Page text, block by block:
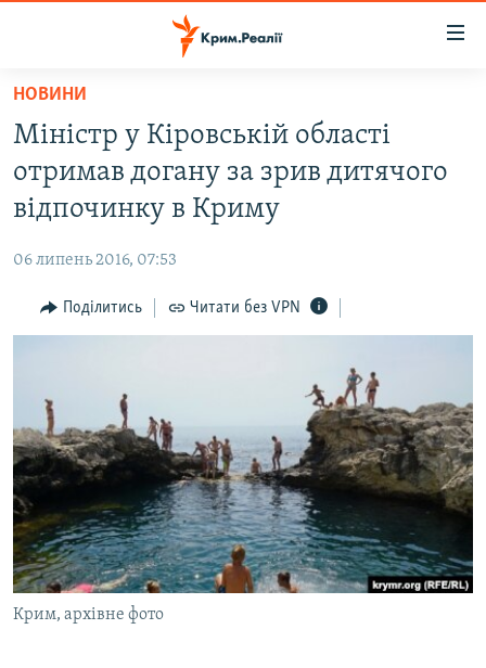
Перейти
основного
матеріалу
Перейти
до
основної
Перейти
до
ВОДА.КРИМ
ВІДЕО ТА ФОТО
БЛОГИ
ПОГЛЯД
ВСЕ ЗА ДЕНЬ
СПЕЦПРОЕКТИ
ДЕПОРТАЦІЯ
ВІДЕОУРОКИ «ELIFBE»
СВІДЧЕННЯ ОКУПАЦІЇ
УКРАЇНСЬКА ПРОБЛЕМА КРИМУ
ІНФОГРАФІКА
ЯК ОБІЙТИ БЛОКУВАННЯ
Русский
Qırımtatar
ДОЛУЧАЙСЯ!
НОВИНИ
Міністр у Кіровській області
отримав догану за зрив дитячого
відпочинку в Криму
06 липень 2016, 07:53
Поділитись Читати без VPN
Крим, архівне фото